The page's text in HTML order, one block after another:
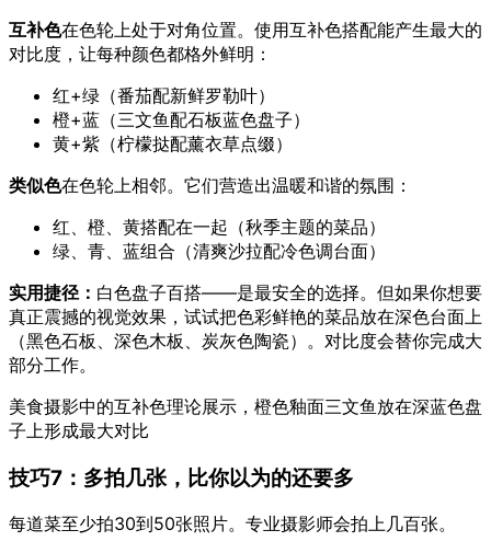
互补色在色轮上处于对角位置。使用互补色搭配能产生最大的
对比度，让每种颜色都格外鲜明：
红+绿（番茄配新鲜罗勒叶）
橙+蓝（三文鱼配石板蓝色盘子）
黄+紫（柠檬挞配薰衣草点缀）
类似色在色轮上相邻。它们营造出温暖和谐的氛围：
红、橙、黄搭配在一起（秋季主题的菜品）
绿、青、蓝组合（清爽沙拉配冷色调台面）
实用捷径： 白色盘子百搭——是最安全的选择。但如果你想要
真正震撼的视觉效果，试试把色彩鲜艳的菜品放在深色台面上
（黑色石板、深色木板、炭灰色陶瓷）。对比度会替你完成大
部分工作。
美食摄影中的互补色理论展示，橙色釉面三文鱼放在深蓝色盘
子上形成最大对比
技巧7：多拍几张，比你以为的还要多
每道菜至少拍30到50张照片。专业摄影师会拍上几百张。